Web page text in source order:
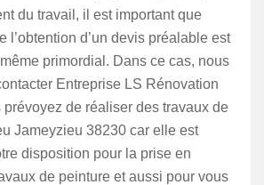
du travail, il est important que
l’obtention d’un devis préalable est
primordial. Dans ce cas, nous
Entreprise LS Rénovation
de réaliser des travaux de
Jameyzieu 38230 car elle est
disposition pour la prise en
de peinture et aussi pour vous